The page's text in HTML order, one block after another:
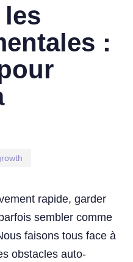
:
rapide, garder
sembler comme
faisons tous face à
obstacles auto-